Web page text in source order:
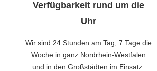
Verfügbarkeit rund um die
Uhr
Wir sind 24 Stunden am Tag, 7 Tage die
Woche in ganz Nordrhein-Westfalen
und in den Großstädten im Einsatz.